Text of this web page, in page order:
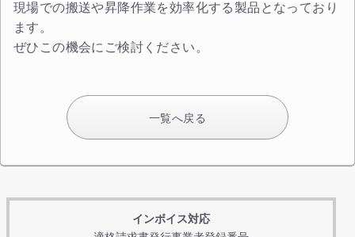
インボイス対応
現場での搬送や昇降作業を効率化する製品となっており
ます。
ぜひこの機会にご検討ください。
一覧へ戻る